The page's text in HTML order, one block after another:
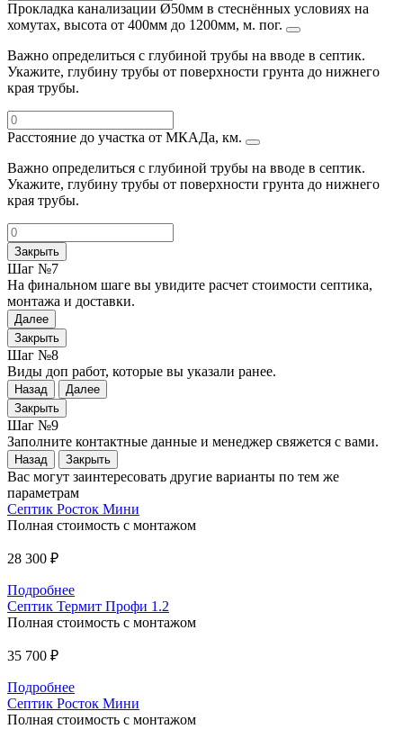
Прокладка канализации Ø50мм в стеснённых условиях на
хомутах, высота от 400мм до 1200мм, м. пог.
Важно определиться с глубиной трубы на вводе в септик.
Укажите, глубину трубы от поверхности грунта до нижнего
края трубы.
Расстояние до участка от МКАДа, км.
Важно определиться с глубиной трубы на вводе в септик.
Укажите, глубину трубы от поверхности грунта до нижнего
края трубы.
Закрыть
Шаг №7
На финальном шаге вы увидите расчет стоимости септика,
монтажа и доставки.
Далее
Закрыть
Шаг №8
Виды доп работ, которые вы указали ранее.
Назад
Далее
Закрыть
Шаг №9
Заполните контактные данные и менеджер свяжется с вами.
Назад Закрыть
Вас могут заинтересовать другие варианты по тем же
параметрам
Септик Росток Мини
Полная стоимость с монтажом
28 300 ₽
Подробнее
Септик Термит Профи 1.2
Полная стоимость с монтажом
35 700 ₽
Подробнее
Септик Росток Мини
Полная стоимость с монтажом